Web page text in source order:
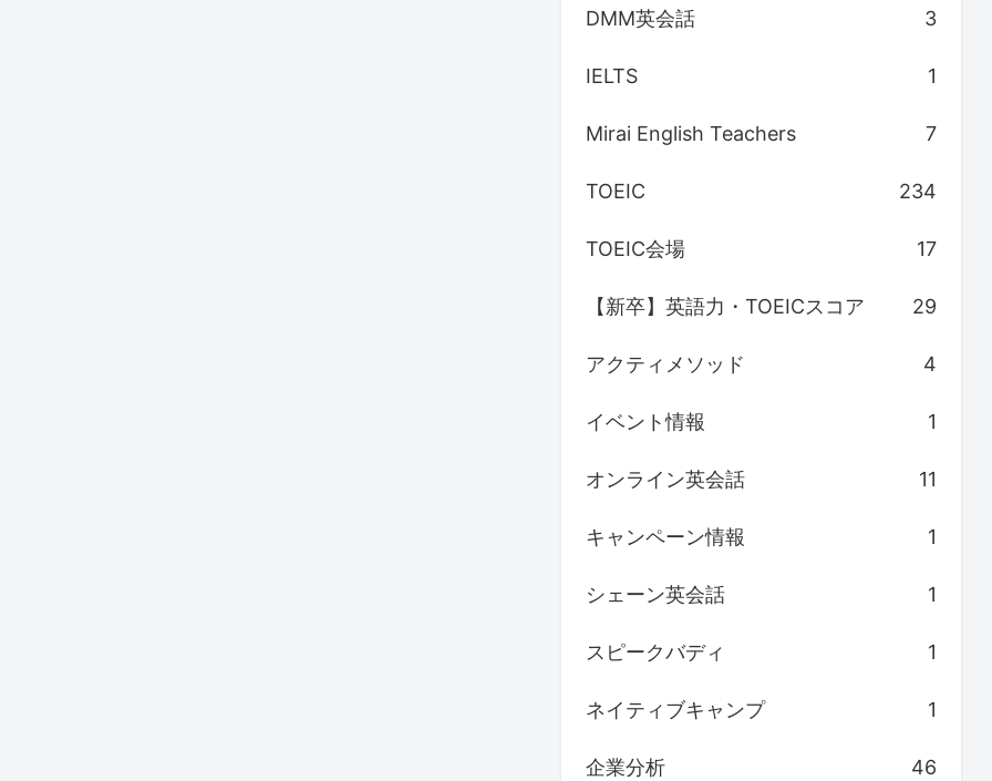
DMM英会話 3
IELTS 1
Mirai English Teachers 7
TOEIC 234
TOEIC会場 17
【新卒】英語力・TOEICスコア 29
アクティメソッド 4
イベント情報 1
オンライン英会話 11
キャンペーン情報 1
シェーン英会話 1
スピークバディ 1
ネイティブキャンプ 1
企業分析 46